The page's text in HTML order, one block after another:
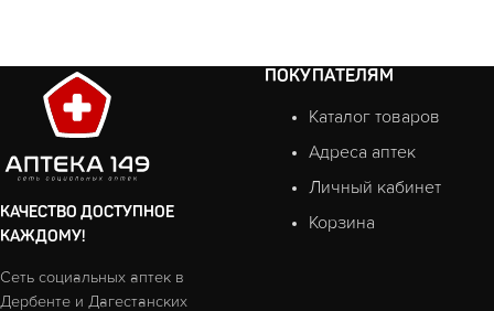
КАЧЕСТВО ДОСТУПНОЕ
КАЖДОМУ!
Сеть социальных аптек в
Дербенте и Дагестанских
ПОКУПАТЕЛЯМ
Каталог товаров
Адреса аптек
Личный кабинет
Корзина